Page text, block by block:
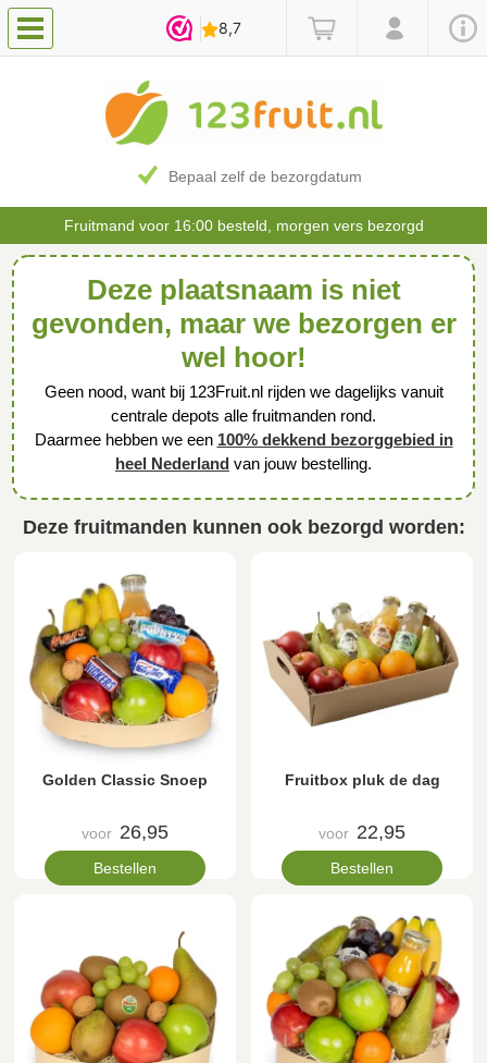
Bepaal zelf de bezorgdatum
Fruitmand voor 16:00 besteld, morgen vers bezorgd
Deze plaatsnaam is niet
gevonden, maar we bezorgen er
wel hoor!
Geen nood, want bij 123Fruit.nl rijden we dagelijks vanuit
centrale depots alle fruitmanden rond.
Daarmee hebben we een 100% dekkend bezorggebied in
heel Nederland van jouw bestelling.
Deze fruitmanden kunnen ook bezorgd worden:
Golden Classic Snoep
voor 26,95
Bestellen
Fruitbox pluk de dag
voor 22,95
Bestellen